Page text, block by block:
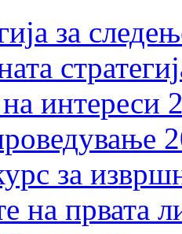
за
интереси
за
на првата